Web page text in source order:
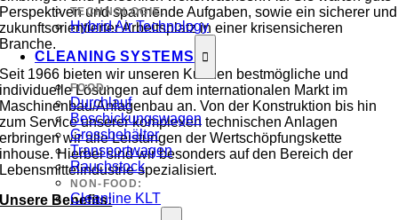
TECHNOLOGIE:
Hybrid Air Technology
CLEANING SYSTEMS
FOOD:
Durchlauf
Beschickungswagen
Grossbehälter
Transportwagen
Rauchstock
NON-FOOD:
Cleanline KLT
Perspektiven und spannende Aufgaben, sowie ein sicherer und
zukunftsorientierter Arbeitsplatz in einer krisensicheren
Branche.
Seit 1966 bieten wir unseren Kunden bestmögliche und
individuelle Lösungen auf dem internationalen Markt im
Maschinenbau/Anlagenbau an. Von der Konstruktion bis hin
zum Service unserer komplexen technischen Anlagen
erbringen wir alle Leistungen der Wertschöpfungskette
inhouse. Hierbei sind wir besonders auf den Bereich der
Lebensmittelindustrie spezialisiert.
Unsere Benefits: